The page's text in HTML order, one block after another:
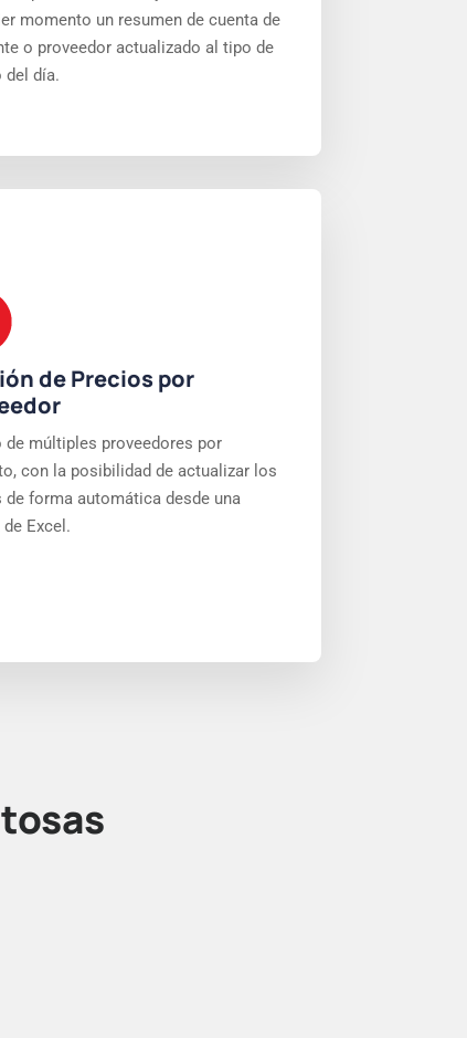
momento un resumen de cuenta de
o proveedor actualizado al tipo de
del día.
de Precios por
de múltiples proveedores por
con la posibilidad de actualizar los
de forma automática desde una
Excel.